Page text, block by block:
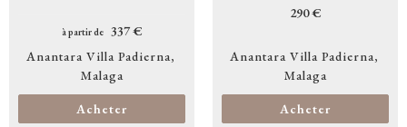
à partir de
337 €
Anantara Villa Padierna
Malaga
Acheter
290 €
Anantara Villa Padierna
Malaga
Acheter